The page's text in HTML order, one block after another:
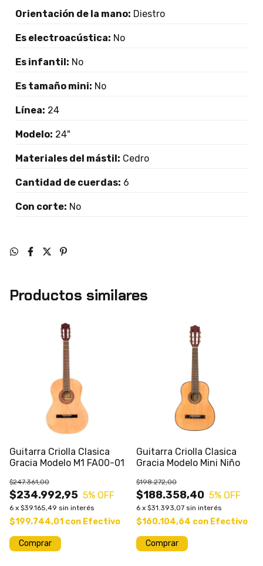
Orientación de la mano: Diestro
Es electroacústica: No
Es infantil: No
Es tamaño mini: No
Línea: 24
Modelo: 24"
Materiales del mástil: Cedro
Cantidad de cuerdas: 6
Con corte: No
Productos similares
Guitarra Criolla Clasica
Gracia Modelo M1 FA00-01
$234.992,95
$247.361,00
5% OFF
6 x $39.165,49 sin interés
$199.744,01 con Efectivo
Comprar
Guitarra Criolla Clasica
Gracia Modelo Mini Niño
$188.358,40
$198.272,00
5% OFF
6 x $31.393,07 sin interés
$160.104,64 con Efectivo
Comprar